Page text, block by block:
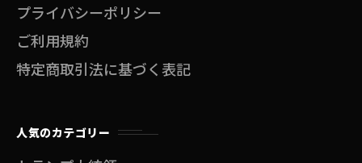
プライバシーポリシー
ご利用規約
特定商取引法に基づく表記
人気のカテゴリー